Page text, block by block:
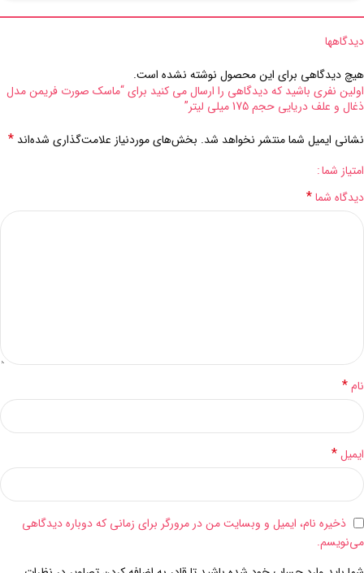
دیدگاهها
هیچ دیدگاهی برای این محصول نوشته نشده است.
اولین نفری باشید که دیدگاهی را ارسال می کنید برای “ماسک صورت فریمن مدل
ذغال و علف دریایی حجم 175 میلی لیتر”
نشانی ایمیل شما منتشر نخواهد شد. بخش‌های موردنیاز علامت‌گذاری شده‌اند *
امتیاز شما
دیدگاه شما*
نام*
ایمیل*
ذخیره نام، ایمیل و وبسایت من در مرورگر برای زمانی که دوباره دیدگاهی
می‌نویسم.